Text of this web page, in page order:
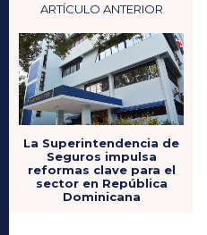
ARTÍCULO ANTERIOR
La Superintendencia de
Seguros impulsa
reformas clave para el
sector en República
Dominicana